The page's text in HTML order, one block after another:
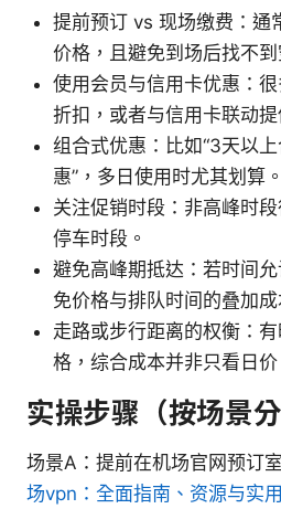
提前预订 vs 现场缴费：通
价格，且避免到场后找不到
使用会员与信用卡优惠：
折扣，或者与信用卡联动
组合式优惠：比如“3天以
惠”，多日使用时尤其划算。
关注促销时段：非高峰时
停车时段。
避免高峰期抵达：若时间
免价格与排队时间的叠加成
走路或步行距离的权衡：
格，综合成本并非只看日价
实操步骤（按场景分
场景A：提前在机场官网预订
场vpn：全面指南、资源与实